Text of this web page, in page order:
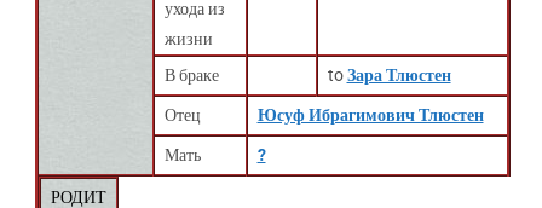
ухода из
жизни
В браке
toЗара Тлюстен
Отец Юсуф Ибрагимович Тлюстен
Мать ?
РОДИТ